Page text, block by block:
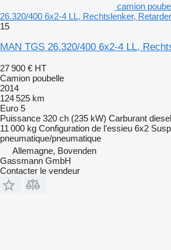
camion
26.320/400 6x2-4 LL, Rechtslenker, Retarder
15
MAN TGS 26.320/400 6x2-4 LL,
27 900 € HT
Camion poubelle
2014
124 525 km
Euro 5
Puissance 320 ch (235 kW) Carburant diesel
11 000 kg Configuration de l'essieu 6x2
pneumatique/pneumatique
Allemagne, Bovenden
Gassmann GmbH
Contacter le vendeur